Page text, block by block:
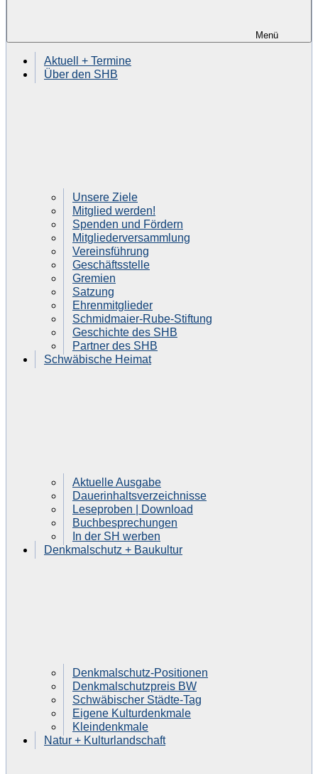
Menü
Aktuell + Termine
Über den SHB
Unsere Ziele
Mitglied werden!
Spenden und Fördern
Mitgliederversammlung
Vereinsführung
Geschäftsstelle
Gremien
Satzung
Ehrenmitglieder
Schmidmaier-Rube-Stiftung
Geschichte des SHB
Partner des SHB
Schwäbische Heimat
Aktuelle Ausgabe
Dauerinhaltsverzeichnisse
Leseproben | Download
Buchbesprechungen
In der SH werben
Denkmalschutz + Baukultur
Denkmalschutz-Positionen
Denkmalschutzpreis BW
Schwäbischer Städte-Tag
Eigene Kulturdenkmale
Kleindenkmale
Natur + Kulturlandschaft